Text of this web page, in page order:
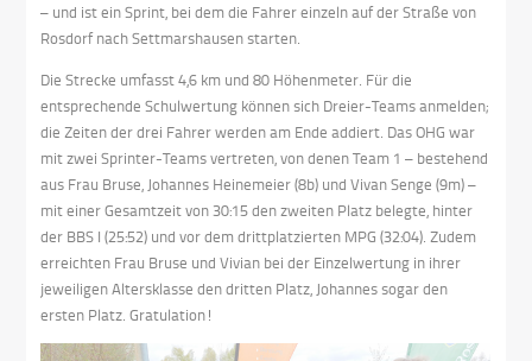
– und ist ein Sprint, bei dem die Fahrer einzeln auf der Straße von
Rosdorf nach Settmarshausen starten.
Die Strecke umfasst 4,6 km und 80 Höhenmeter. Für die
entsprechende Schulwertung können sich Dreier-Teams anmelden;
die Zeiten der drei Fahrer werden am Ende addiert. Das OHG war
mit zwei Sprinter-Teams vertreten, von denen Team 1 – bestehend
aus Frau Bruse, Johannes Heinemeier (8b) und Vivan Senge (9m) –
mit einer Gesamtzeit von 30:15 den zweiten Platz belegte, hinter
der BBS I (25:52) und vor dem drittplatzierten MPG (32:04). Zudem
erreichten Frau Bruse und Vivian bei der Einzelwertung in ihrer
jeweiligen Altersklasse den dritten Platz, Johannes sogar den
ersten Platz. Gratulation!